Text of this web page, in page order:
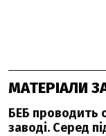
МАТЕРІАЛИ
БЕБ проводить
заводі. Серед